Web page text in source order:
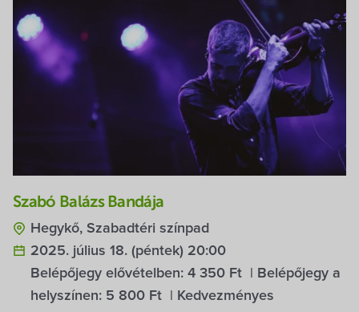
Szabó Balázs Bandája
Hegykő, Szabadtéri színpad
2025. július 18. (péntek) 20:00
Belépőjegy elővételben: 4 350 Ft | Belépőjegy a
helyszínen: 5 800 Ft | Kedvezményes